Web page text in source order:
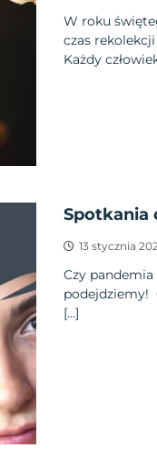
W roku
czas
Każdy
Spotkania
13 stycznia
Czy pandemia
podejdziemy!
[…]